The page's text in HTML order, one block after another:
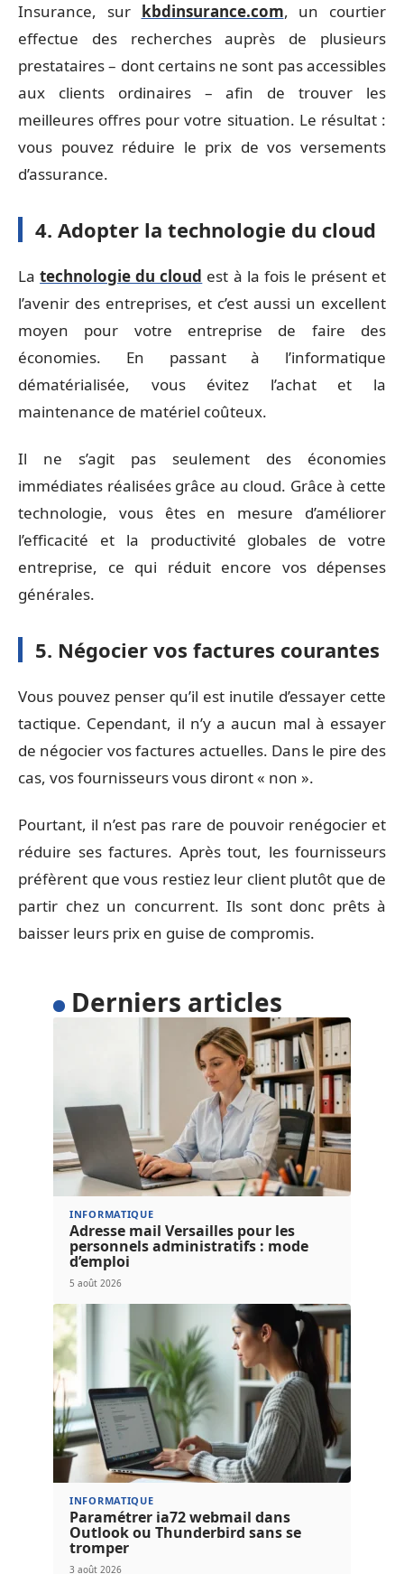
Insurance, sur kbdinsurance.com, un courtier
effectue des recherches auprès de plusieurs
prestataires – dont certains ne sont pas accessibles
aux clients ordinaires – afin de trouver les
meilleures offres pour votre situation. Le résultat :
vous pouvez réduire le prix de vos versements
d’assurance.
4. Adopter la technologie du cloud
Latechnologie du cloud est à la fois le présent et
l’avenir des entreprises, et c’est aussi un excellent
moyen pour votre entreprise de faire des
économies. En passant à l’informatique
dématérialisée, vous évitez l’achat et la
maintenance de matériel coûteux.
Il ne s’agit pas seulement des économies
immédiates réalisées grâce au cloud. Grâce à cette
technologie, vous êtes en mesure d’améliorer
l’efficacité et la productivité globales de votre
entreprise, ce qui réduit encore vos dépenses
générales.
5. Négocier vos factures courantes
Vous pouvez penser qu’il est inutile d’essayer cette
tactique. Cependant, il n’y a aucun mal à essayer
de négocier vos factures actuelles. Dans le pire des
cas, vos fournisseurs vous diront « non ».
Pourtant, il n’est pas rare de pouvoir renégocier et
réduire ses factures. Après tout, les fournisseurs
préfèrent que vous restiez leur client plutôt que de
partir chez un concurrent. Ils sont donc prêts à
baisser leurs prix en guise de compromis.
Derniers articles
INFORMATIQUE
Adresse mail Versailles pour les
personnels administratifs : mode
d’emploi
5 août 2026
INFORMATIQUE
Paramétrer ia72 webmail dans
Outlook ou Thunderbird sans se
tromper
3 août 2026